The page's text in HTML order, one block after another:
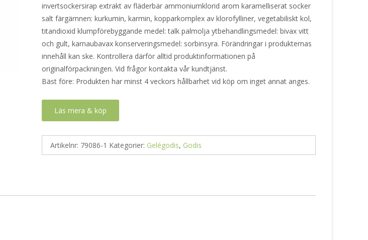
invertsockersirap extrakt av fläderbär ammoniumklorid arom karamelliserat socker
salt färgämnen: kurkumin, karmin, kopparkomplex av klorofylliner, vegetabiliskt kol,
titandioxid klumpförebyggande medel: talk palmolja ytbehandlingsmedel: bivax vitt
och gult, karnaubavax konserveringsmedel: sorbinsyra. Förändringar i produkternas
innehåll kan ske. Kontrollera därför alltid produktinformationen på
originalförpackningen. Vid frågor kontakta vår kundtjänst.
Bäst före: Produkten har minst 4 veckors hållbarhet vid köp om inget annat anges.
Läs mera & köp
Artikelnr: 79086-1 Kategorier: Gelégodis, Godis